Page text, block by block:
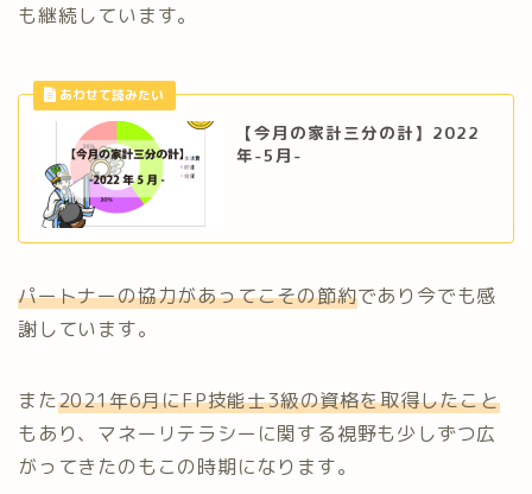
も継続しています。
【今月の家計三分の計】2022
年-5月-
パートナーの協力があってこその節約であり今でも感
謝しています。
また2021年6月にFP技能士3級の資格を取得したこと
もあり、マネーリテラシーに関する視野も少しずつ広
がってきたのもこの時期になります。